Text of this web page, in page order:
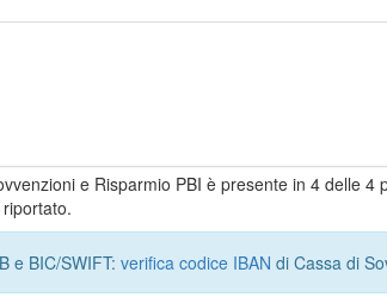
e Risparmio PBI è presente in 4 delle
e BIC/SWIFT: verifica codice IBAN di Cassa di